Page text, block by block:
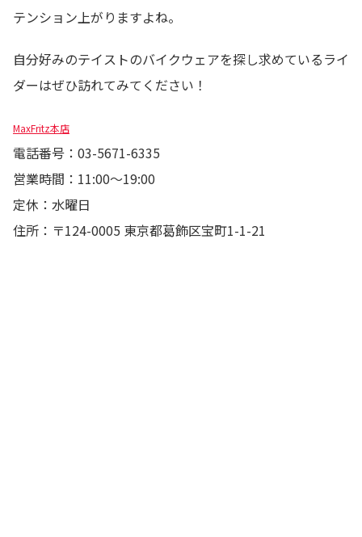
テンション上がりますよね。
自分好みのテイストのバイクウェアを探し求めているライ
ダーはぜひ訪れてみてください！
MaxFritz本店
電話番号：03-5671-6335
営業時間：11:00〜19:00
定休：水曜日
住所：〒124-0005 東京都葛飾区宝町1-1-21